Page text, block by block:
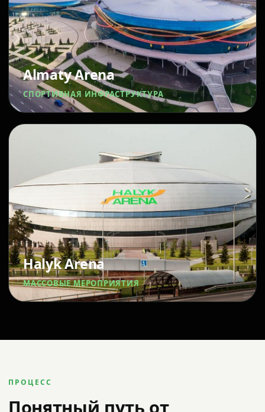
Almaty Arena
СПОРТИВНАЯ ИНФРАСТРУКТУРА
Halyk Arena
МАССОВЫЕ МЕРОПРИЯТИЯ
ПРОЦЕСС
Понятный путь от